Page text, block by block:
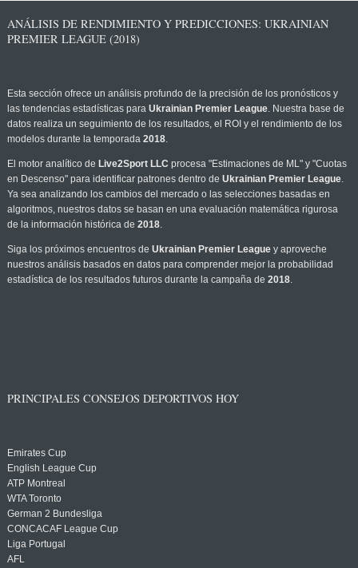
ANÁLISIS DE RENDIMIENTO Y PREDICCIONES: UKRAINIAN
PREMIER LEAGUE (2018)
Esta sección ofrece un análisis profundo de la precisión de los pronósticos y
las tendencias estadísticas para Ukrainian Premier League. Nuestra base de
datos realiza un seguimiento de los resultados, el ROI y el rendimiento de los
modelos durante la temporada 2018.
El motor analítico de Live2Sport LLC procesa "Estimaciones de ML" y "Cuotas
en Descenso" para identificar patrones dentro de Ukrainian Premier League.
Ya sea analizando los cambios del mercado o las selecciones basadas en
algoritmos, nuestros datos se basan en una evaluación matemática rigurosa
de la información histórica de 2018.
Siga los próximos encuentros de Ukrainian Premier Leaguey aproveche
nuestros análisis basados en datos para comprender mejor la probabilidad
estadística de los resultados futuros durante la campaña de 2018.
PRINCIPALES CONSEJOS DEPORTIVOS HOY
Emirates Cup
English League Cup
ATP Montreal
WTA Toronto
German 2 Bundesliga
CONCACAF League Cup
Liga Portugal
AFL